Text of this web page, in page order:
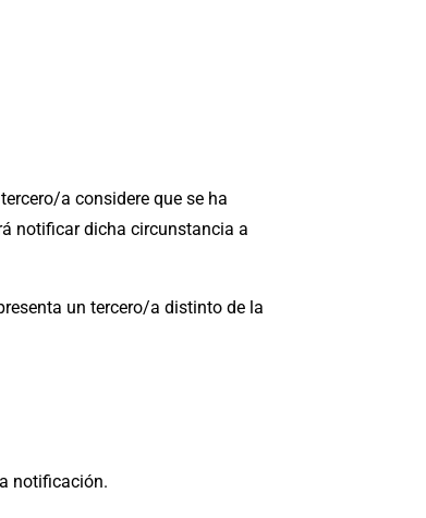
a considere que se ha
notificar dicha circunstancia a
un tercero/a distinto de la
notificación.